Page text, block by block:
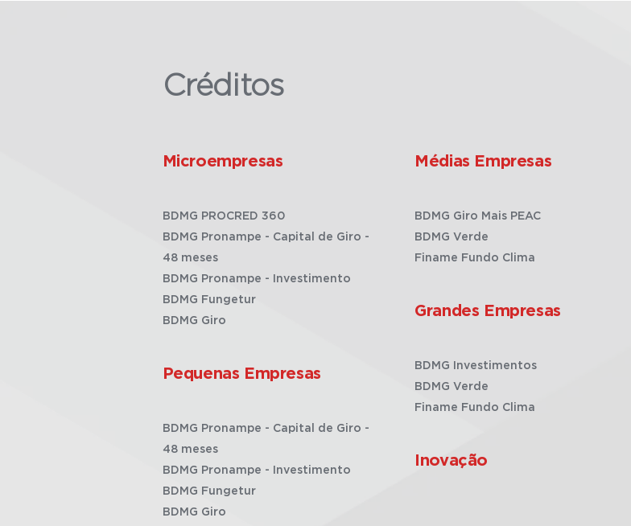
Créditos
Microempresas
BDMG PROCRED 360
BDMG Pronampe - Capital de Giro -
48 meses
BDMG Pronampe - Investimento
BDMG Fungetur
BDMG Giro
Pequenas Empresas
BDMG Pronampe - Capital de Giro -
48 meses
BDMG Pronampe - Investimento
BDMG Fungetur
BDMG Giro
Médias Empresas
BDMG Giro Mais PEAC
BDMG Verde
Finame Fundo Clima
Grandes Empresas
BDMG Investimentos
BDMG Verde
Finame Fundo Clima
Inovação